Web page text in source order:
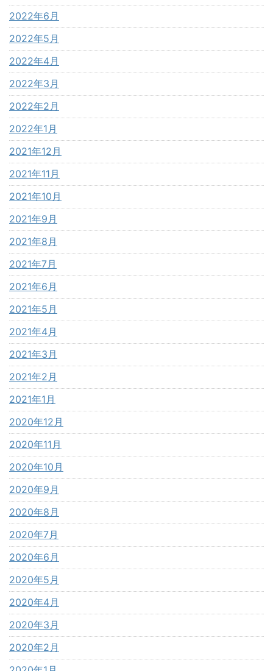
2022年6月
2022年5月
2022年4月
2022年3月
2022年2月
2022年1月
2021年12月
2021年11月
2021年10月
2021年9月
2021年8月
2021年7月
2021年6月
2021年5月
2021年4月
2021年3月
2021年2月
2021年1月
2020年12月
2020年11月
2020年10月
2020年9月
2020年8月
2020年7月
2020年6月
2020年5月
2020年4月
2020年3月
2020年2月